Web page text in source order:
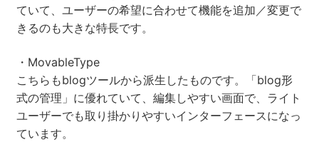
ていて、ユーザーの希望に合わせて機能を追加／変更で
きるのも大きな特長です。
・MovableType
こちらもblogツールから派生したものです。「blog形
式の管理」に優れていて、編集しやすい画面で、ライト
ユーザーでも取り掛かりやすいインターフェースになっ
ています。